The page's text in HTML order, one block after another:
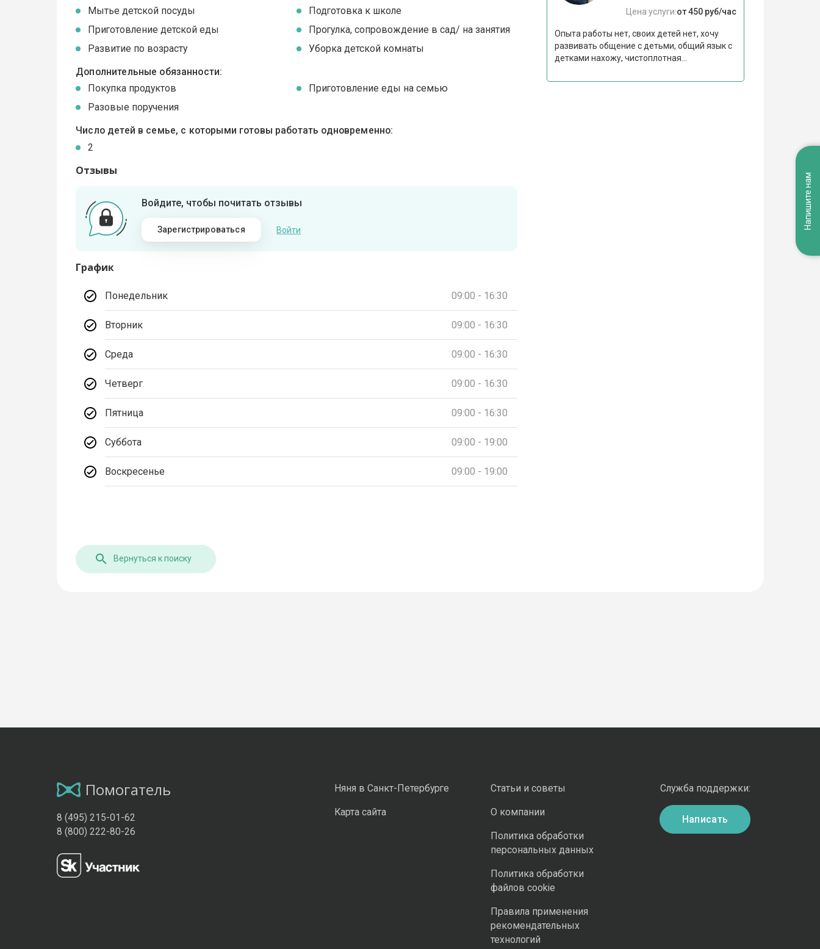
Мытье детской посуды
Подготовка к школе
Приготовление детской еды
Прогулка, сопровождение в сад/ на занятия
Развитие по возрасту
Уборка детской комнаты
Дополнительные обязанности:
Покупка продуктов
Приготовление еды на семью
Разовые поручения
Число детей в семье, с которыми готовы работать одновременно:
2
Отзывы
Войдите, чтобы почитать отзывы
Зарегистрироваться Войти
График
Понедельник 09:00 - 16:30
Вторник 09:00 - 16:30
Среда 09:00 - 16:30
Четверг 09:00 - 16:30
Пятница 09:00 - 16:30
Суббота 09:00 - 19:00
Воскресенье 09:00 - 19:00
Цена услуги:от 450 руб/час
Опыта работы нет, своих детей нет, хочу
развивать общение с детьми, общий язык с
детками нахожу, чистоплотная...
Вернуться к поиску
Помогатель
8 (495) 215-01-62
8 (800) 222-80-26
Няня в Санкт-Петербурге
Карта сайта
Статьи и советы
О компании
Политика обработки
персональных данных
Политика обработки
файлов cookie
Правила применения
рекомендательных
технологий
Служба поддержки:
Написать
Напишите нам